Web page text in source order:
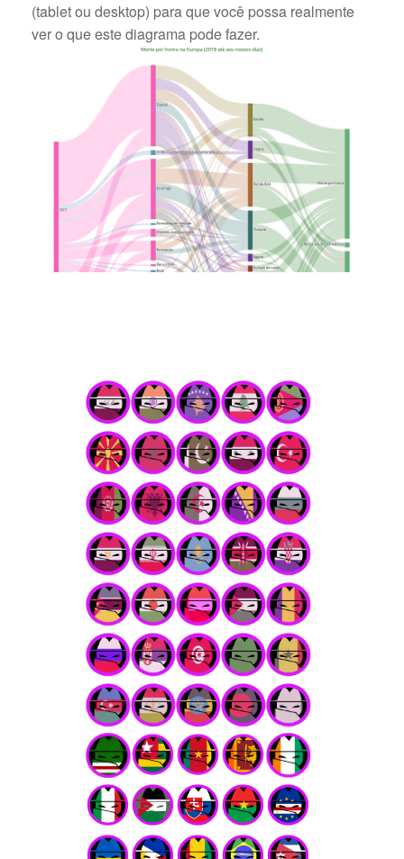
(tablet ou desktop) para que você possa realmente
ver o que este diagrama pode fazer.